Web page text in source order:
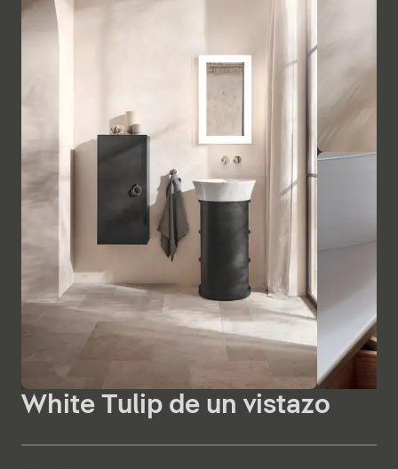
White Tulip de un vistazo